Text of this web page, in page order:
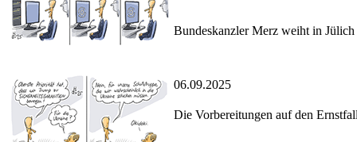
Bundeskanzler Merz weiht in
06.09.2025
Die Vorbereitungen auf den